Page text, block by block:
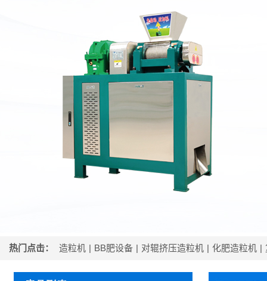
热门点击： 造粒机 | BB肥设备 | 对辊挤压造粒机 | 化肥造粒机 |